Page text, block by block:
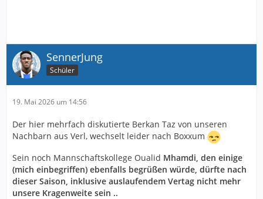
SennerJung
Schüler
19. Mai 2026 um 14:56
Der hier mehrfach diskutierte Berkan Taz von unseren
Nachbarn aus Verl, wechselt leider nach Boxxum
Sein noch Mannschaftskollege Oualid Mhamdi, den einige
(mich einbegriffen) ebenfalls begrüßen würde, dürfte nach
dieser Saison, inklusive auslaufendem Vertag nicht mehr
unsere Kragenweite sein ..